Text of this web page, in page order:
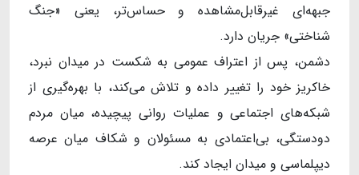
جبهه‌ای غیرقابل‌مشاهده و حساس‌تر، یعنی «جنگ
شناختی» جریان دارد.
دشمن، پس از اعتراف عمومی به شکست در میدان نبرد،
خاکریز خود را تغییر داده و تلاش می‌کند، با بهره‌گیری از
شبکه‌های اجتماعی و عملیات روانی پیچیده، میان مردم
دودستگی، بی‌اعتمادی به مسئولان و شکاف میان عرصه
دیپلماسی و میدان ایجاد کند.